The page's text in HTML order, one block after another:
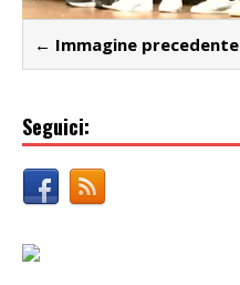
← Immagine precedente
Seguici: